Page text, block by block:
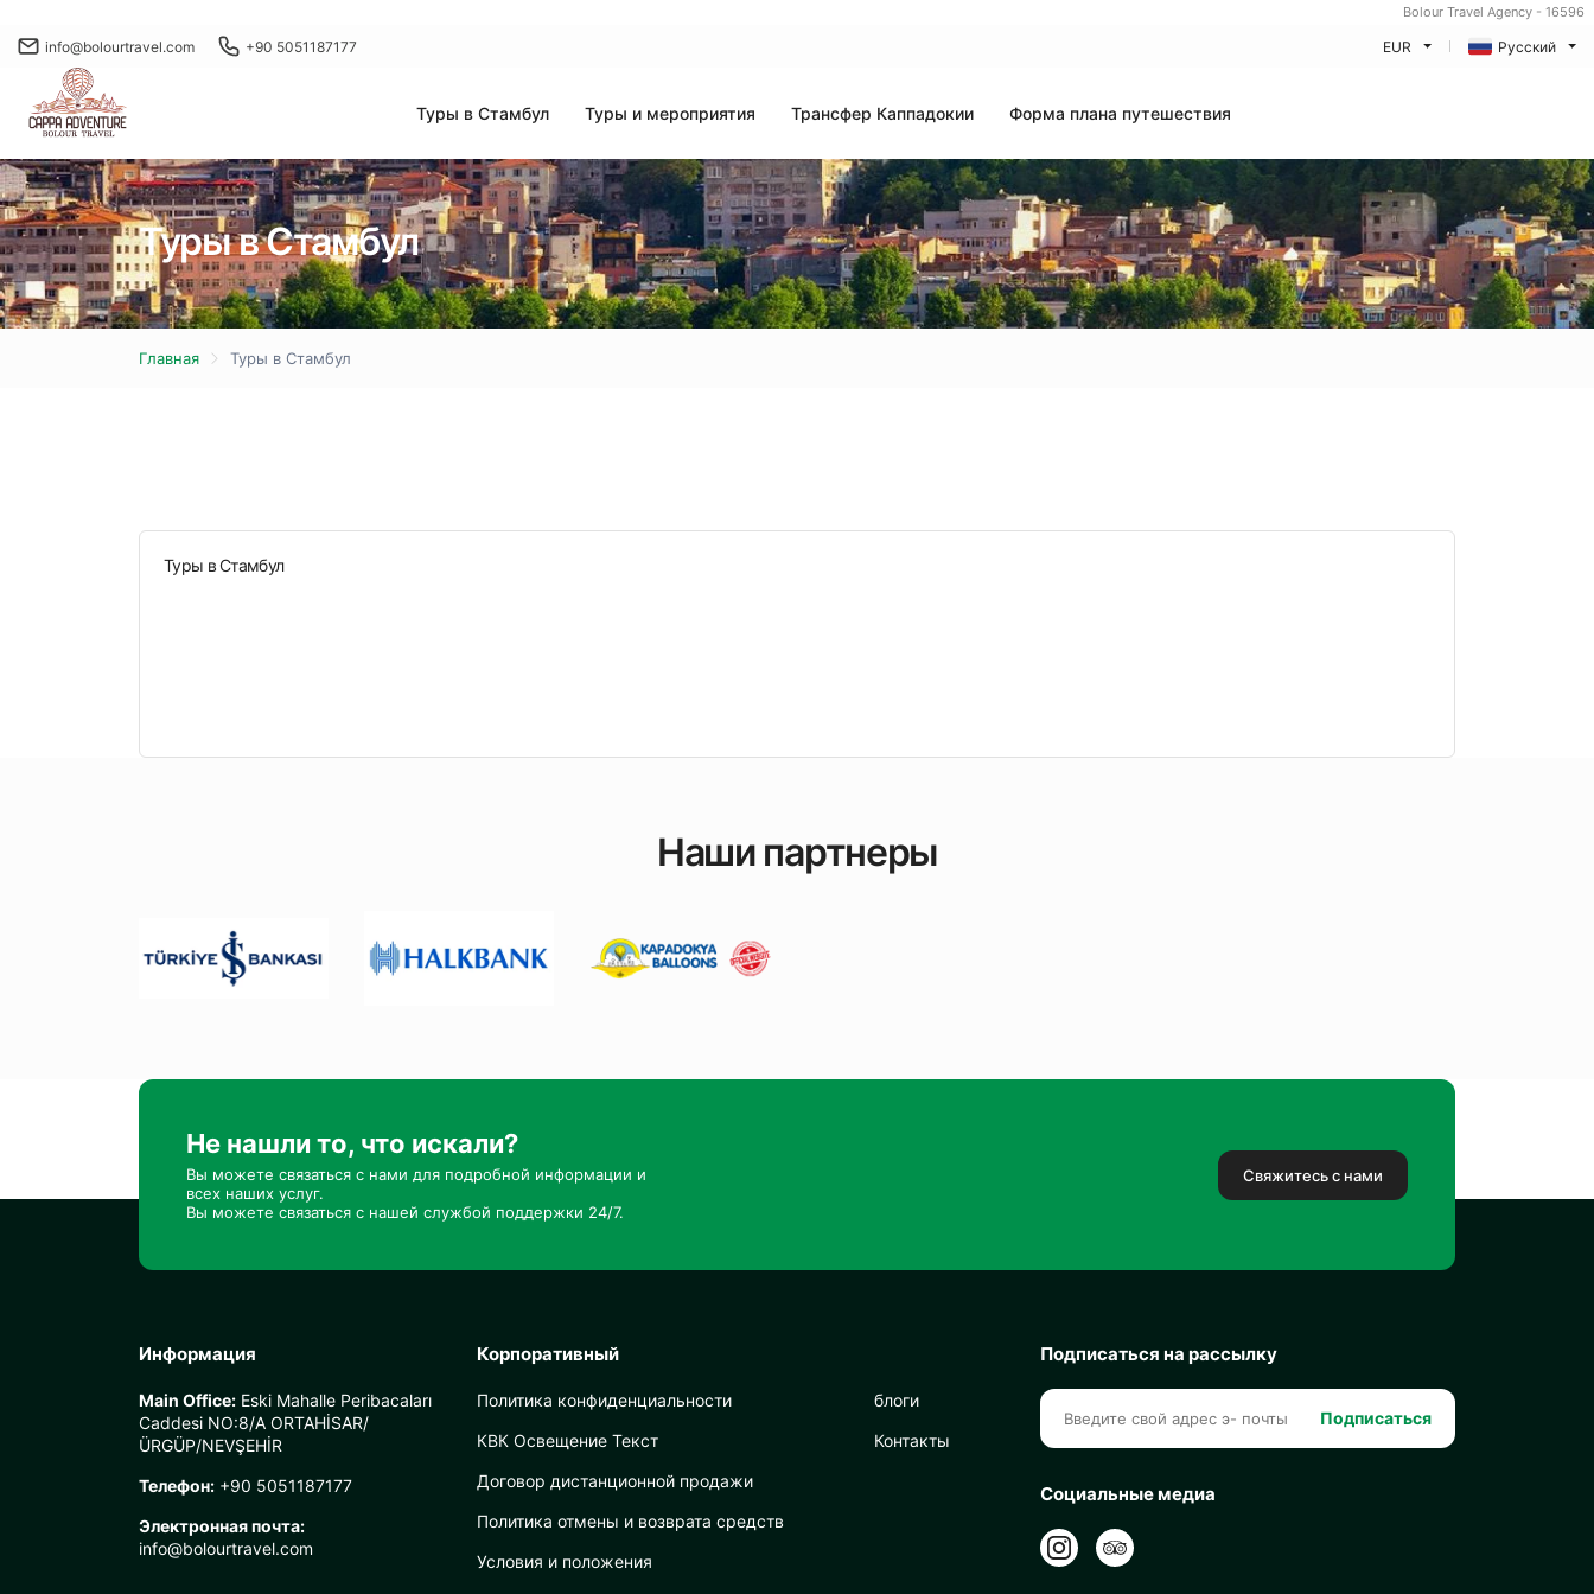
Bolour Travel Agency - 16596
info@bolourtravel.com +90 5051187177 EUR Русский
Туры в Стамбул Туры и мероприятия Трансфер Каппадокии Форма плана путешествия
Туры в Стамбул
Главная Туры в Стамбул
Туры в Стамбул
Наши партнеры
Не нашли то, что искали?
Вы можете связаться с нами для подробной информации и
всех наших услуг.
Вы можете связаться с нашей службой поддержки 24/7.
Свяжитесь с нами
Информация
Main Office: Eski Mahalle Peribacaları
Caddesi NO:8/A ORTAHİSAR/
ÜRGÜP/NEVŞEHİR
Телефон: +90 5051187177
Электронная почта:
info@bolourtravel.com
Корпоративный
Политика конфиденциальности
КВК Освещение Текст
Договор дистанционной продажи
Политика отмены и возврата средств
Условия и положения
блоги
Контакты
Подписаться на рассылку
Подписаться
Социальные медиа